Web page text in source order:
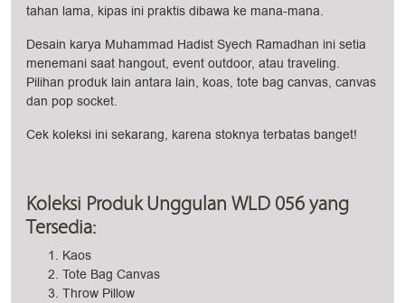
tahan lama, kipas ini praktis dibawa ke mana-mana.
Desain karya Muhammad Hadist Syech Ramadhan ini setia
menemani saat hangout, event outdoor, atau traveling.
Pilihan produk lain antara lain, koas, tote bag canvas, canvas
dan pop socket.
Cek koleksi ini sekarang, karena stoknya terbatas banget!
Koleksi Produk Unggulan WLD 056 yang
Tersedia:
Kaos
Tote Bag Canvas
Throw Pillow